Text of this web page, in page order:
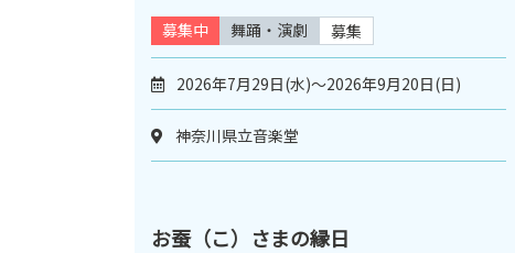
募集中 舞踊・演劇 募集
2026年7月29日(水)～2026年9月20日(日)
神奈川県立音楽堂
お蚕（こ）さまの縁日